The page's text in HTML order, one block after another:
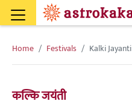
Home Festivals Kalki Jayanti
कल्कि जयंती